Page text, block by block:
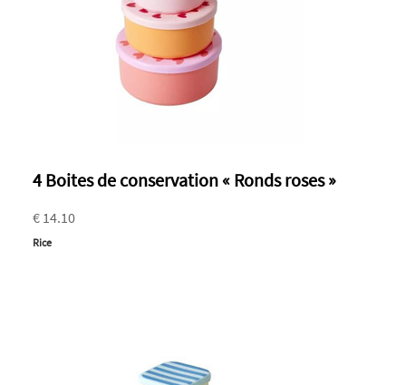
4 Boites de conservation « Ronds roses »
€ 14.10
Rice